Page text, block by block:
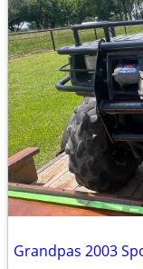
Grandpas 2003